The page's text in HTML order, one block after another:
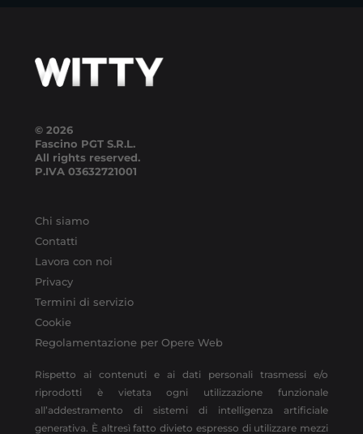
© 2026
Fascino PGT S.R.L.
All rights reserved.
P.IVA 03632721001
Chi siamo
Contatti
Lavora con noi
Privacy
Termini di servizio
Cookie
Regolamentazione per Opere Web
Rispetto ai contenuti e ai dati personali trasmessi e/o
riprodotti è vietata ogni utilizzazione funzionale
all’addestramento di sistemi di intelligenza artificiale
generativa. È altresì fatto divieto espresso di utilizzare mezzi